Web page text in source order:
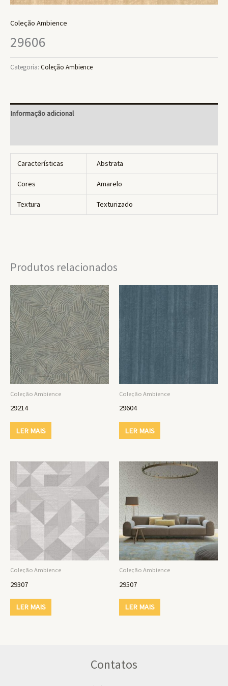
Coleção Ambience
29606
Categoria: Coleção Ambience
Informação adicional
Características Abstrata
Cores Amarelo
Textura Texturizado
Produtos relacionados
Coleção Ambience
29214
LER MAIS
Coleção Ambience
29604
LER MAIS
Coleção Ambience
29307
LER MAIS
Coleção Ambience
29507
LER MAIS
Contatos